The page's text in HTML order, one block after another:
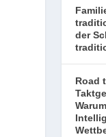
der
Road